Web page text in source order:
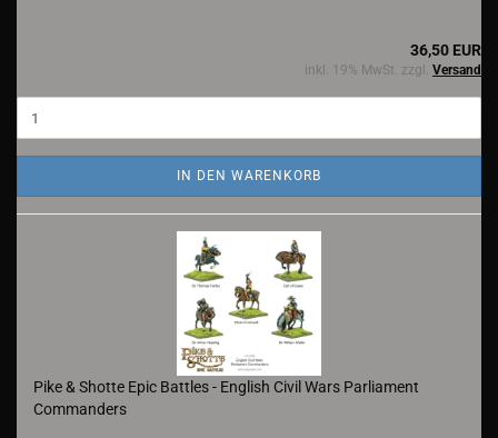
36,50 EUR
inkl. 19% MwSt. zzgl. Versand
IN DEN WARENKORB
Pike & Shotte Epic Battles - English Civil Wars Parliament
Commanders